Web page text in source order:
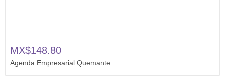
MX$148.80
Agenda Empresarial Quemante